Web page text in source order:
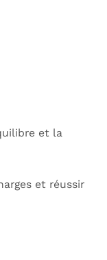
et la
et réussir